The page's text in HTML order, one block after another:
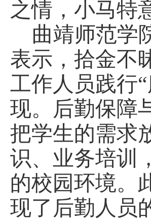
之情，小马特
曲靖师范学
表示，拾金不
工作人员践行
现。后勤保障
把学生的需求
识、业务培训，
的校园环境。
现了后勤人员